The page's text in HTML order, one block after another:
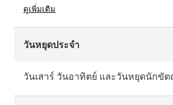
ดูเพิ่มเติม
วันหยุดประจำ
วันเสาร์ วันอาทิตย์ และวันหยุดนักขั